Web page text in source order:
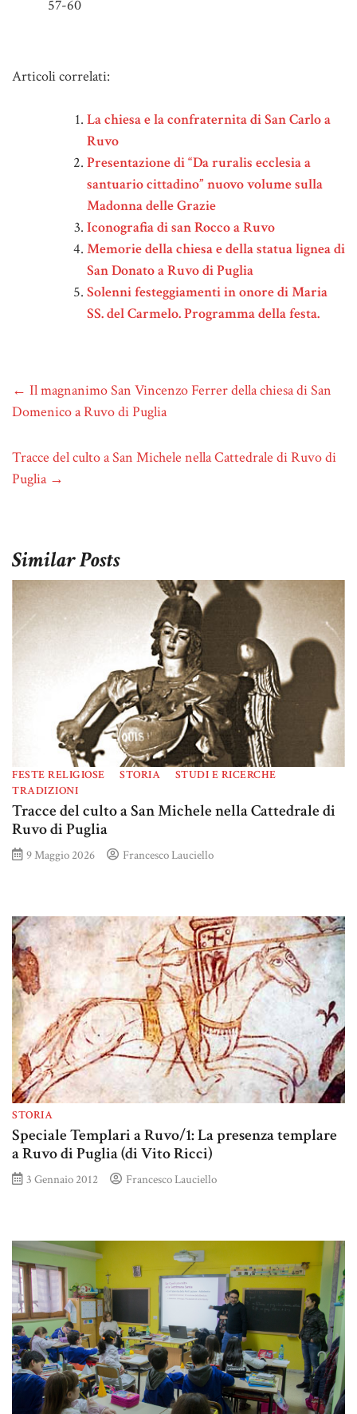
57-60
Articoli correlati:
La chiesa e la confraternita di San Carlo a
Ruvo
Presentazione di “Da ruralis ecclesia a
santuario cittadino” nuovo volume sulla
Madonna delle Grazie
Iconografia di san Rocco a Ruvo
Memorie della chiesa e della statua lignea di
San Donato a Ruvo di Puglia
Solenni festeggiamenti in onore di Maria
SS. del Carmelo. Programma della festa.
← Il magnanimo San Vincenzo Ferrer della chiesa di San
Domenico a Ruvo di Puglia
Tracce del culto a San Michele nella Cattedrale di Ruvo di
Puglia →
Similar Posts
FESTE RELIGIOSE STORIA
STUDI E RICERCHE
TRADIZIONI
Tracce del culto a San Michele nella Cattedrale di
Ruvo di Puglia
9 Maggio 2026 Francesco Lauciello
STORIA
Speciale Templari a Ruvo/1: La presenza templare
a Ruvo di Puglia (di Vito Ricci)
3 Gennaio 2012 Francesco Lauciello